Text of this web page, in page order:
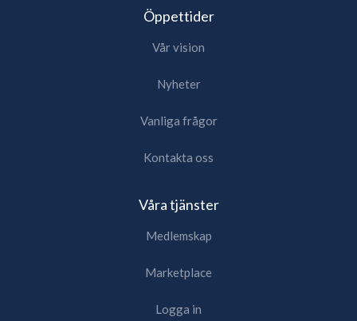
Öppettider
Vår vision
Nyheter
Vanliga frågor
Kontakta oss
Våra tjänster
Medlemskap
Marketplace
Logga in